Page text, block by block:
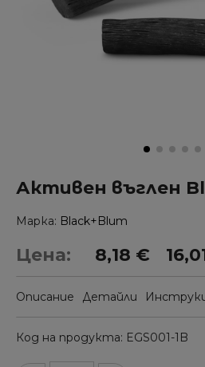
Активен въглен
Марка Black+Blum
Цена: 8,18 €
Описание Детайли
Код на продукта EGS001-1B